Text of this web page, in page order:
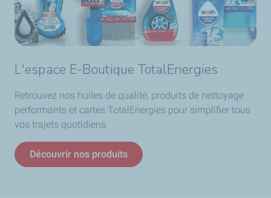
L'espace E-Boutique TotalEnergies
Retrouvez nos huiles de qualité, produits de nettoyage
performants et cartes TotalEnergies pour simplifier tous
vos trajets quotidiens.
Découvrir nos produits